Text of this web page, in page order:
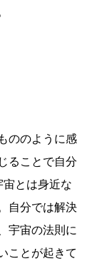
ののように感
ることで自分
とは身近な
自分では解決
宇宙の法則に
ことが起きて